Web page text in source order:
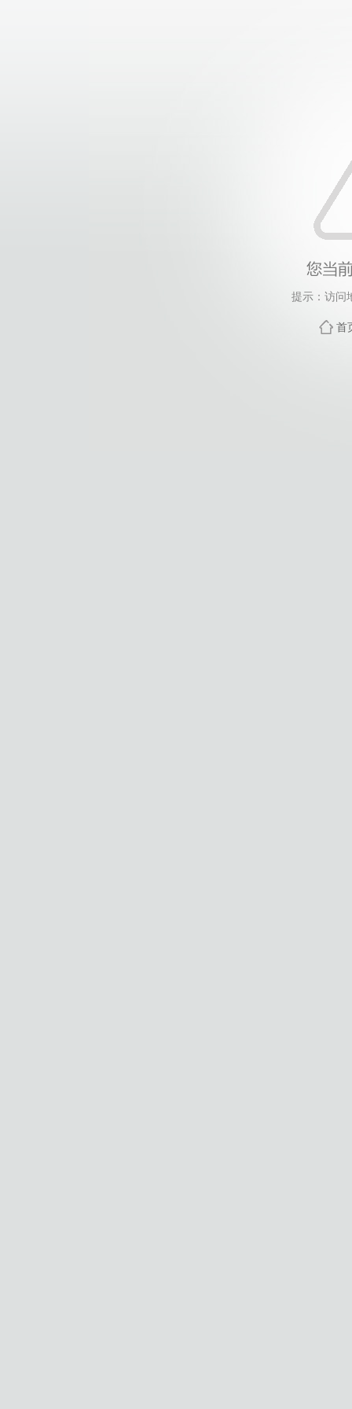
提示：访问
首